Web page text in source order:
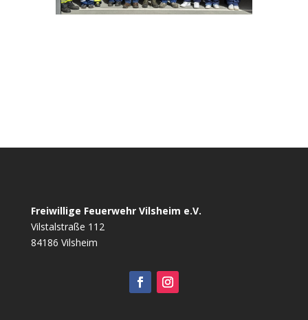
Freiwillige Feuerwehr Vilsheim e.V.
Vilstalstraße 112
84186 Vilsheim